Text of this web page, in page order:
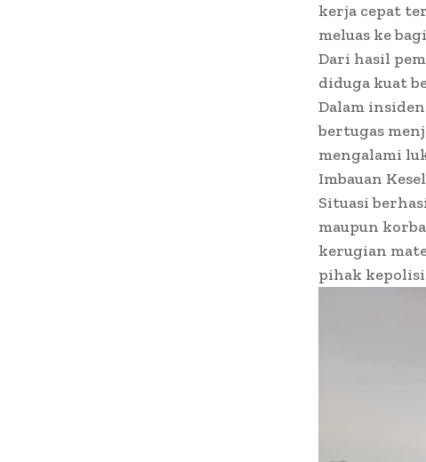
kerja cepat
meluas ke
Dari hasil
diduga kuat
Dalam
bertugas
mengalami
Imbauan
Situasi
maupun
kerugian
pihak